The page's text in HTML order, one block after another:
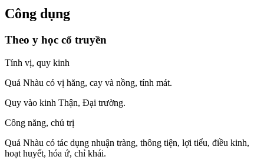
Công dụng
Theo y học cổ truyền
Tính vị, quy kinh
Quả Nhàu có vị hăng, cay và nồng, tính mát.
Quy vào kinh Thận, Đại trường.
Công năng, chủ trị
Quả Nhàu có tác dụng nhuận tràng, thông tiện, lợi tiểu, điều kinh,
hoạt huyết, hóa ứ, chỉ khái.